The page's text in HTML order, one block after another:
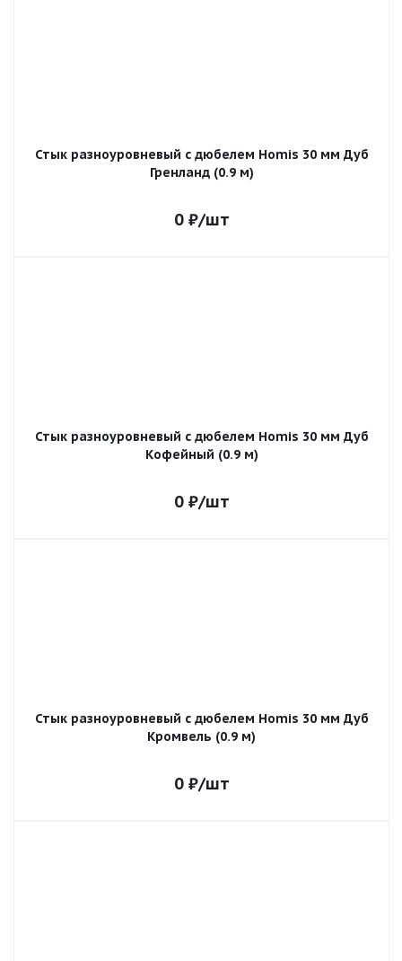
Стык разноуровневый с дюбелем Homis 30 мм Дуб
Гренланд (0.9 м)
0₽/шт
Стык разноуровневый с дюбелем Homis 30 мм Дуб
Кофейный (0.9 м)
0₽/шт
Стык разноуровневый с дюбелем Homis 30 мм Дуб
Кромвель (0.9 м)
0₽/шт